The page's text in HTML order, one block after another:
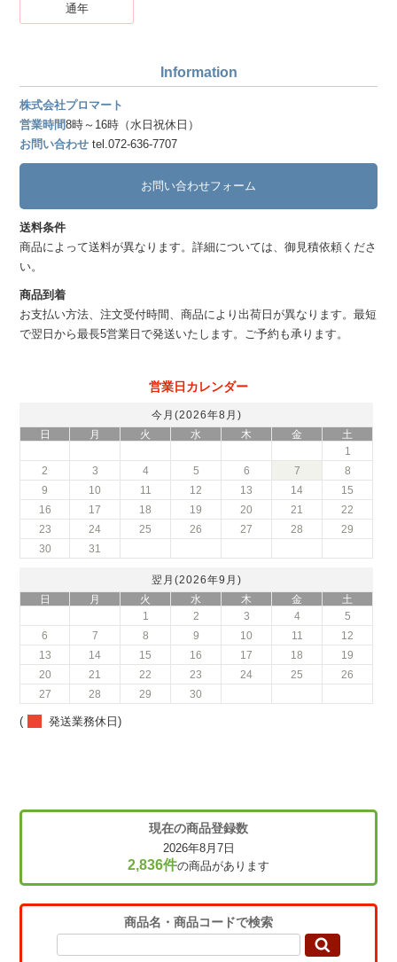
通年
Information
株式会社プロマート
営業時間8時～16時（水日祝休日）
お問い合わせ tel.072-636-7707
お問い合わせフォーム
送料条件
商品によって送料が異なります。詳細については、御見積依頼くださ
い。
商品到着
お支払い方法、注文受付時間、商品により出荷日が異なります。最短
で翌日から最長5営業日で発送いたします。ご予約も承ります。
営業日カレンダー
今月(2026年8月)
日
月 火 水 木 金
土
1
2
3 4 5 6 7
8
9
10 11 12 13 14
15
16
17 18 19 20 21
22
23
24 25 26 27 28
29
30
31
翌月(2026年9月)
日
月 火 水 木 金
土
1
2 3 4
5
6
7 8 9 10 11
12
13
14 15 16 17 18
19
20
21 22 23 24 25
26
27
28 29 30
( 発送業務休日)
現在の商品登録数
2026年8月7日
2,836件の商品があります
商品名・商品コードで検索